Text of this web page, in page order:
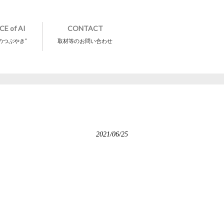
of AI
つぶやき”
CONTACT
取材等のお問い合わせ
2021/06/25